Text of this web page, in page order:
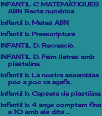
INFANTIL C MATEMÀTIQUES
ABN Recta numèrica
Infantil b. Mates ABN
Infantil b. Preescriptura
INFANTIL D. Recreació.
INFANTIL D. Feim lletres amb
plastelina.
Infantil b. La nostra assemblea
poc a poc va agafa...
Infantil b. Capseta de plastilina.
Infantil b. 4 anys comptam fins
a 10 amb els dits ...